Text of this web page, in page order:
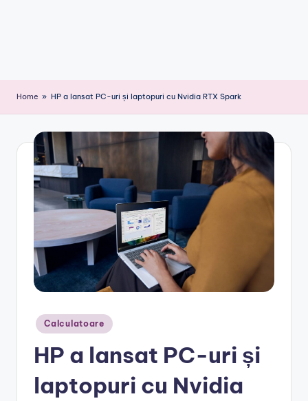
Home » HP a lansat PC-uri și laptopuri cu Nvidia RTX Spark
Posted
in
Calculatoare
HP a lansat PC-uri și
laptopuri cu Nvidia